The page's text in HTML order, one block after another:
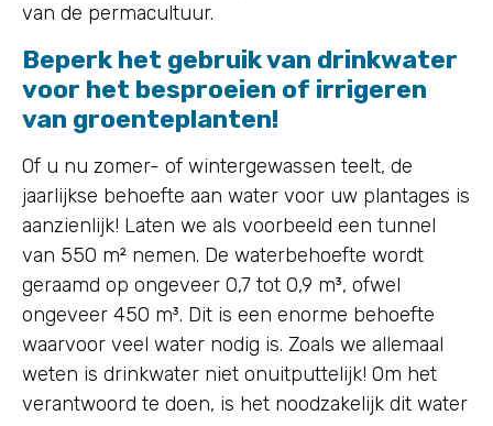
van de permacultuur.
Beperk het gebruik van drinkwater
voor het besproeien of irrigeren
van groenteplanten!
Of u nu zomer- of wintergewassen teelt, de
jaarlijkse behoefte aan water voor uw plantages is
aanzienlijk! Laten we als voorbeeld een tunnel
van 550 m² nemen. De waterbehoefte wordt
geraamd op ongeveer 0,7 tot 0,9 m³, ofwel
ongeveer 450 m³. Dit is een enorme behoefte
waarvoor veel water nodig is. Zoals we allemaal
weten is drinkwater niet onuitputtelijk! Om het
verantwoord te doen, is het noodzakelijk dit water